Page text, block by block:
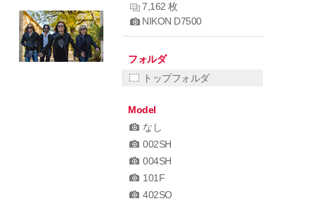
7,162 枚
NIKON D7500
フォルダ
トップフォルダ
Model
なし
002SH
004SH
101F
402SO